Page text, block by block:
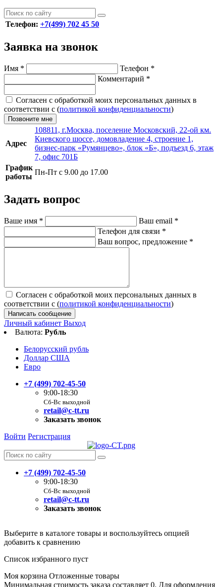
Телефон: +7(499) 702 45 50
Заявка на звонок
Имя * Телефон *
Комментарий *
Согласен с обработкой моих персональных данных в
соответствии с (политикой конфиденциальности)
Позвоните мне
Адрес
108811, г.Москва, поселение Московский, 22-ой км.
Киевского шоссе, домовладение 4, строение 1,
бизнес-парк «Румянцево», блок «Б», подъезд 6, этаж
7, офис 701Б
График
работы
Пн-Пт с 9.00 до 17.00
Задать вопрос
Ваше имя * Ваш email *
Телефон для связи *
Ваш вопрос, предложение *
Согласен с обработкой моих персональных данных в
соответствии с (политикой конфиденциальности)
Написать сообщение
Личный кабинет Выход
Валюта: Рубль
Белорусский рубль
Доллар США
Евро
+7 (499) 702-45-50
9:00-18:30
Сб-Вс выходной
retail@c-tt.ru
Заказать звонок
Войти Регистрация
+7 (499) 702-45-50
9:00-18:30
Сб-Вс выходной
retail@c-tt.ru
Заказать звонок
Выберите в каталоге товары и воспользуйтесь опцией
добавить к сравнению
Список избранного пуст
Моя корзина Отложенные товары
Минимальная стоимость заказа составляет 0. Для оформления